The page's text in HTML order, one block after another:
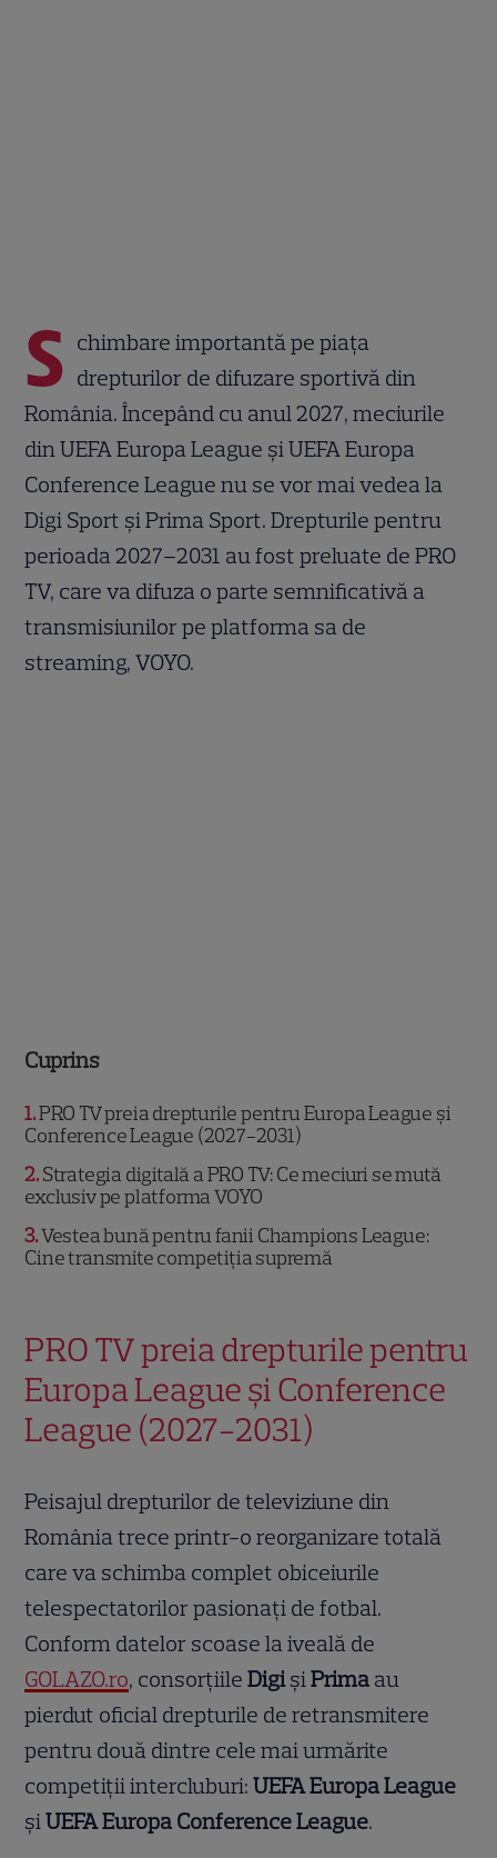
S chimbare importantă pe piața
drepturilor de difuzare sportivă din
România. Începând cu anul 2027, meciurile
din UEFA Europa League și UEFA Europa
Conference League nu se vor mai vedea la
Digi Sport și Prima Sport. Drepturile pentru
perioada 2027–2031 au fost preluate de PRO
TV, care va difuza o parte semnificativă a
transmisiunilor pe platforma sa de
streaming, VOYO.
Cuprins
1 PRO TV preia drepturile pentru Europa League și
Conference League (2027-2031)
2 Strategia digitală a PRO TV: Ce meciuri se mută
exclusiv pe platforma VOYO
3 Vestea bună pentru fanii Champions League:
Cine transmite competiția supremă
PRO TV preia drepturile pentru
Europa League și Conference
League (2027-2031)
Peisajul drepturilor de televiziune din
România trece printr-o reorganizare totală
care va schimba complet obiceiurile
telespectatorilor pasionați de fotbal.
Conform datelor scoase la iveală de
GOLAZO.ro, consorțiileDigișiPrima au
pierdut oficial drepturile de retransmitere
pentru două dintre cele mai urmărite
competiții intercluburi:UEFA Europa League
șiUEFA Europa Conference League.